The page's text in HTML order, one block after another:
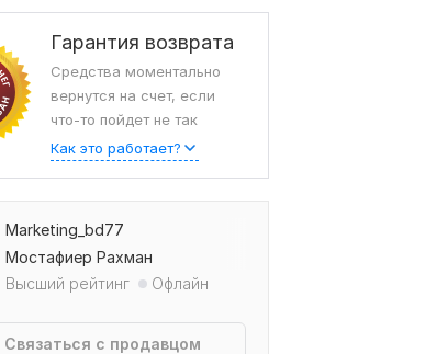
Гарантия возврата
Средства моментально
вернутся на счет, если
что-то пойдет не так
Как это работает?
Marketing_bd77
Мостафиер Рахман
Высший рейтинг
Офлайн
Связаться с продавцом